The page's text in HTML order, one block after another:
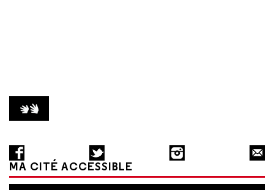
VIDÉO AVEC LSF
MA CITÉ ACCESSIBLE